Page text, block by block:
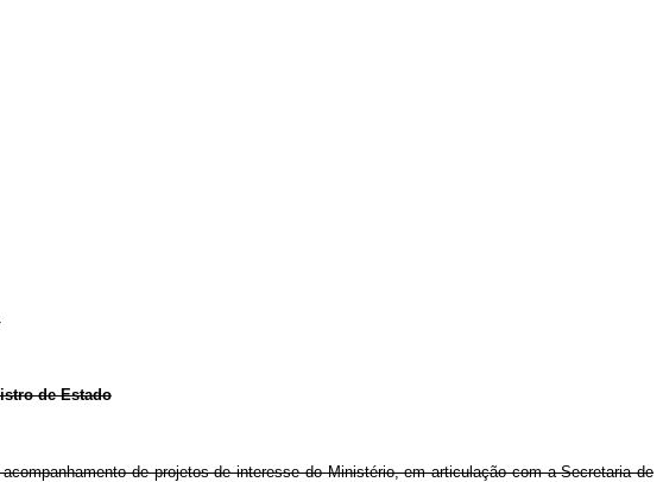
de Estado
de projetos de interesse do Ministério, em articulação com a Secretaria de